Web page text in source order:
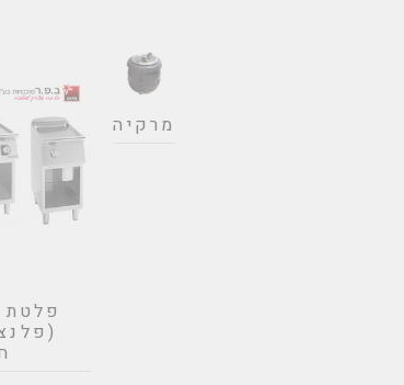
מרקיה
פלטת